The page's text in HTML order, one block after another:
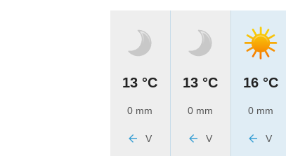
13 °C
0 mm
V
13 °C
0 mm
V
16 °C
0 mm
V